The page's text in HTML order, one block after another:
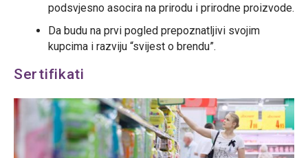
podsvjesno asocira na prirodu i prirodne proizvode.
Da budu na prvi pogled prepoznatljivi svojim
kupcima i razviju “svijest o brendu”.
Sertifikati